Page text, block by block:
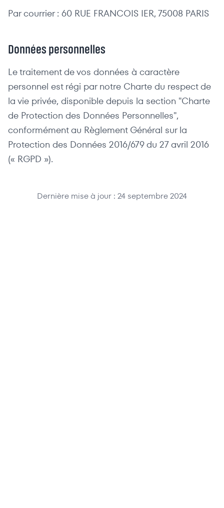
Par courrier : 60 RUE FRANCOIS IER, 75008 PARIS
Données personnelles
Le traitement de vos données à caractère
personnel est régi par notre Charte du respect de
la vie privée, disponible depuis la section "Charte
de Protection des Données Personnelles",
conformément au Règlement Général sur la
Protection des Données 2016/679 du 27 avril 2016
(« RGPD »).
Dernière mise à jour : 24 septembre 2024